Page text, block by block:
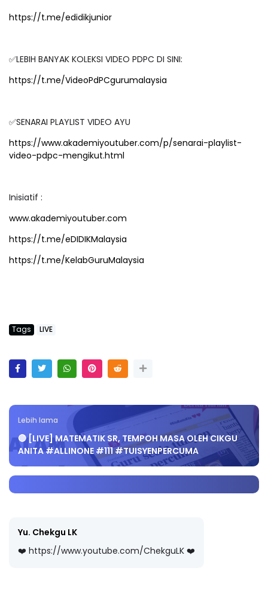
https://t.me/edidikjunior
✅LEBIH BANYAK KOLEKSI VIDEO PDPC DI SINI:
https://t.me/VideoPdPCgurumalaysia
✅SENARAI PLAYLIST VIDEO AYU
https://www.akademiyoutuber.com/p/senarai-playlist-
video-pdpc-mengikut.html
Inisiatif :
www.akademiyoutuber.com
https://t.me/eDIDIKMalaysia
https://t.me/KelabGuruMalaysia
Tags LIVE
Lebih lama
🔴 [LIVE] MATEMATIK SR, TEMPOH MASA OLEH CIKGU
ANITA #ALLINONE #111 #TUISYENPERCUMA
Yu. Chekgu LK
❤️ https://www.youtube.com/ChekguLK ❤️